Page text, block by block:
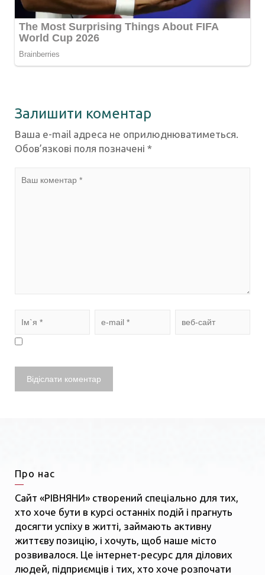
Залишити коментар
Ваша e-mail адреса не оприлюднюватиметься.
Обов’язкові поля позначені *
Про нас
Сайт «РІВНЯНИ» створений спеціально для тих,
хто хоче бути в курсі останніх подій і прагнуть
досягти успіху в житті, займають активну
життєву позицію, і хочуть, щоб наше місто
розвивалося. Це інтернет-ресурс для ділових
людей, підприємців і тих, хто хоче розпочати